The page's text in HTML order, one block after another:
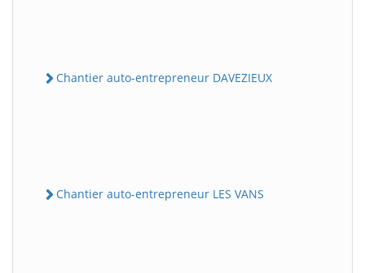
Chantier auto-entrepreneur DAVEZIEUX
Chantier auto-entrepreneur LES VANS